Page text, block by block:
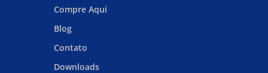
Compre Aqui
Blog
Contato
Downloads